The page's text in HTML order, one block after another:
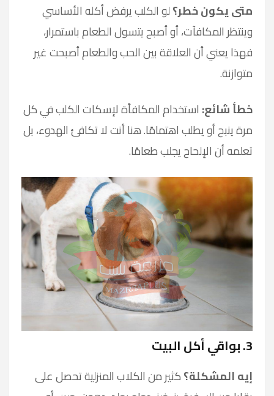
متى يكون خطر؟لو الكلب يرفض أكله الأساسي
وينتظر المكافآت، أو أصبح يتسول الطعام باستمرار،
فهذا يعني أن العلاقة بين الحب والطعام أصبحت غير
متوازنة.
خطأ شائع: استخدام المكافأة لإسكات الكلب في كل
مرة ينبح أو يطلب اهتمامًا. هنا أنت لا تكافئ الهدوء، بل
تعلمه أن الإلحاح يجلب طعامًا.
3. بواقي أكل البيت
إيه المشكلة؟كثير من الكلاب المنزلية تحصل على